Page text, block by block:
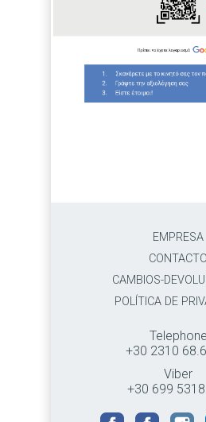
EMPRESA
CONTACTO
CAMBIOS-
POLÍTICA DE
Telephone
+30 2310
Viber
+30 699